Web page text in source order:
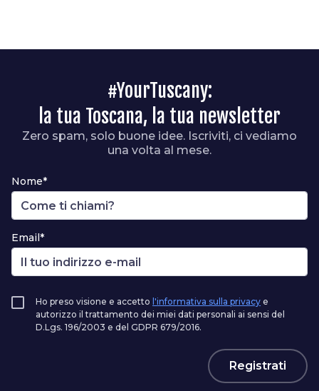
#YourTuscany:
la tua Toscana, la tua newsletter
Zero spam, solo buone idee. Iscriviti, ci vediamo
una volta al mese.
Nome*
Email*
Ho preso visione e accetto l'informativa sulla privacy e
autorizzo il trattamento dei miei dati personali ai sensi del
D.Lgs. 196/2003 e del GDPR 679/2016.
Registrati